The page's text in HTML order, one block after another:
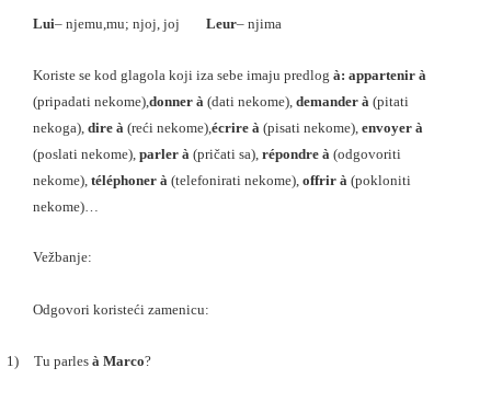
Lui– njemu,mu; njoj, joj Leur– njima
Koriste se kod glagola koji iza sebe imaju predlog à: appartenir à
(pripadati nekome), donner à (dati nekome), demander à (pitati
nekoga), dire à (reći nekome), écrire à (pisati nekome), envoyer à
(poslati nekome), parler à (pričati sa), répondre à (odgovoriti
nekome), téléphoner à (telefonirati nekome), offrir à (pokloniti
nekome)…
Vežbanje:
Odgovori koristeći zamenicu:
1) Tu parles à Marco?